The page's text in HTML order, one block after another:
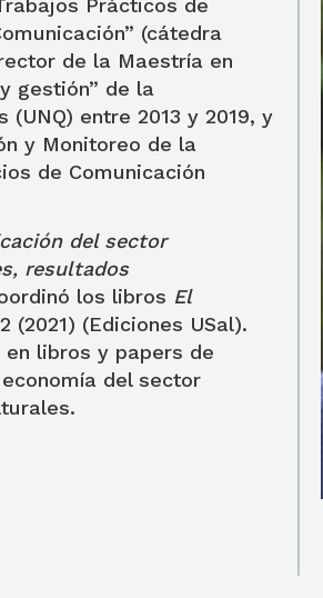
Prácticos de
(cátedra
de la Maestría en
gestión” de la
entre 2013 y 2019, y
y Monitoreo de la
de Comunicación
del sector
resultados
los libros El
(2021) (Ediciones USal).
libros y papers de
del sector